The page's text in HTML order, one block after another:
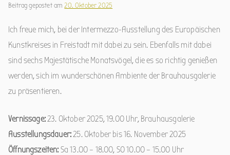
Beitrag gepostet am20. Oktober 2025
Ich freue mich, bei der Intermezzo-Ausstellung des Europäischen
Kunstkreises in Freistadt mit dabei zu sein. Ebenfalls mit dabei
sind sechs Majestätische Monatsvögel, die es so richtig genießen
werden, sich im wunderschönen Ambiente der Brauhausgalerie
zu präsentieren.
Vernissage:23. Oktober 2025, 19.00 Uhr, Brauhausgalerie
Ausstellungsdauer:25. Oktober bis 16. November 2025
Öffnungszeiten: Sa 13.00 – 18.00, S0 10.00 – 15.00 Uhr